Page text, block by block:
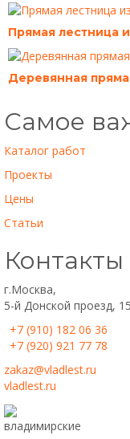
Прямая лестница
Деревянная
Самое
Каталог работ
Проекты
Цены
Статьи
Контакты
г.Москва,
5-й Донской проезд, 15
+7 (910) 182 06 36
+7 (920) 921 77 78
zakaz@vladlest.ru
vladlest.ru
владимирские